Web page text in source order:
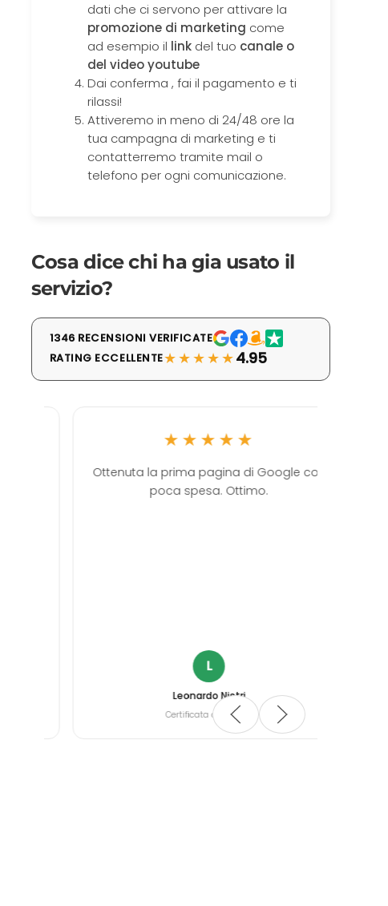
dati che ci servono per attivare la
promozione di marketing come
ad esempio il linkdel tuo canale o
del video youtube
Dai conferma , fai il pagamento e ti
rilassi!
Attiveremo in meno di 24/48 ore la
tua campagna di marketing e ti
contatterremo tramite mail o
telefono per ogni comunicazione.
Cosa dice chi ha gia usato il
servizio?
1346 RECENSIONI VERIFICATE
RATING ECCELLENTE★★★★★4.95
★★★★★
Ottenuta la prima pagina di Google con
poca spesa. Ottimo.
Leonardo Nistri
Certificata da Google